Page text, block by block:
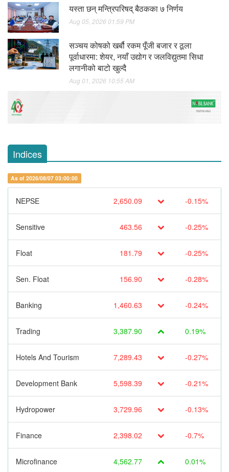
यस्ता छन् मन्त्रिपरिषद् बैठकका ७ निर्णय
Aug 05, 2026 01:59 PM
सञ्चय कोषको खर्बौ रकम पूँजी बजार र ठूला
पूर्वाधारमा: शेयर, नयाँ उद्योग र जलविद्युतमा सिधा
लगानीको बाटो खुल्दै
Aug 01, 2026 10:55 AM
Indices
As of 2026/08/07 03:00:00
NEPSE 2,650.09 -0.15%
Sensitive 463.56 -0.25%
Float 181.79 -0.25%
Sen. Float 156.90 -0.28%
Banking 1,460.63 -0.24%
Trading 3,387.90 0.19%
Hotels And Tourism 7,289.43 -0.27%
Development Bank 5,598.39 -0.21%
Hydropower 3,729.96 -0.13%
Finance 2,398.02 -0.7%
Microfinance 4,562.77 0.01%